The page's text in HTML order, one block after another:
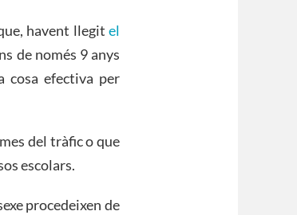
havent llegit el
de només 9 anys
cosa efectiva per
del tràfic o que
escolars.
procedeixen de